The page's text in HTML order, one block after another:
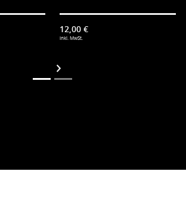
12,00 €
inkl. MwSt.